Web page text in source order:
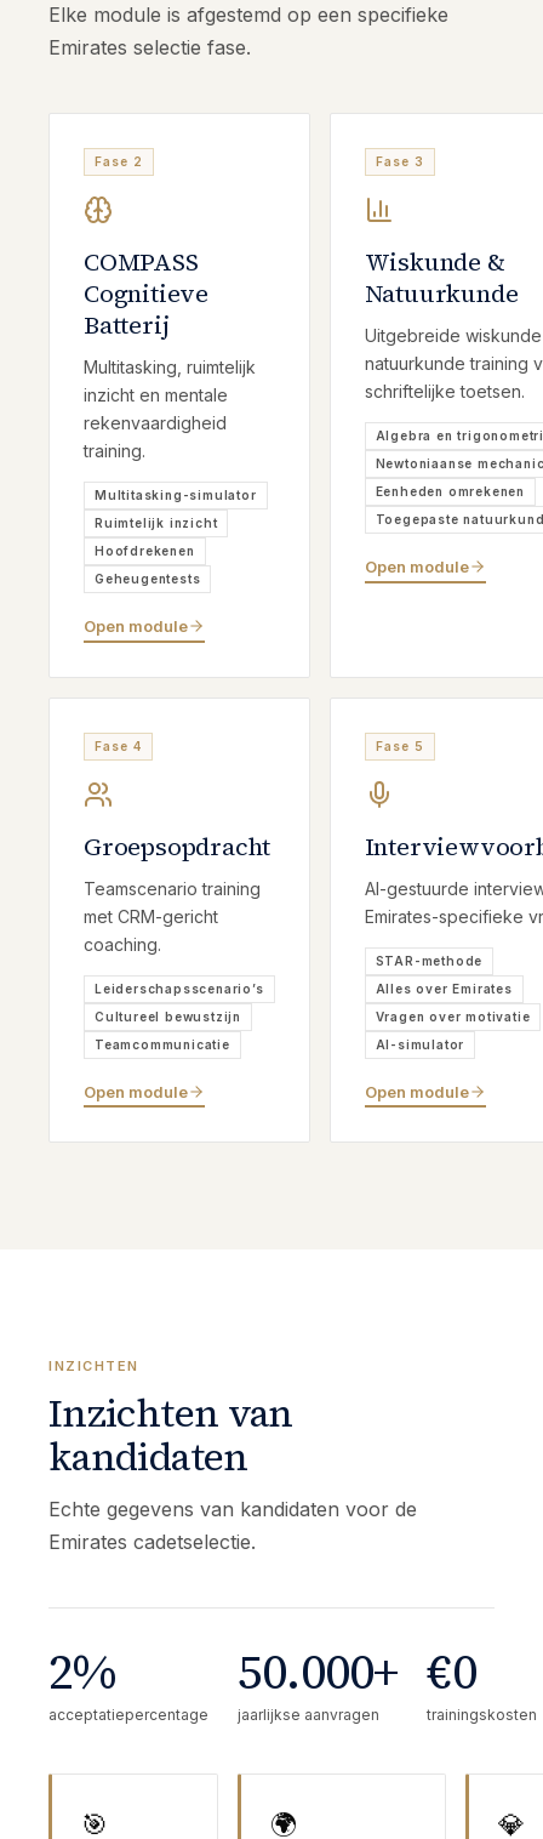
Elke module is afgestemd op een specifieke
Emirates selectie fase.
Fase 2
COMPASS
Cognitieve
Batterij
Multitasking, ruimtelijk
inzicht en mentale
rekenvaardigheid
training.
Multitasking-simulator
Ruimtelijk inzicht
Hoofdrekenen
Geheugentests
Open module
Fase 3
Wiskunde &
Natuurkunde
Uitgebreide
natuurkunde training
schriftelijke toetsen.
Algebra en
Newtoniaanse
Eenheden omrekenen
Toegepaste
Open module
Fase 4
Groepsopdracht
Teamscenario training
met CRM-gericht
coaching.
Leiderschapsscenario’s
Cultureel bewustzijn
Teamcommunicatie
Open module
Fase 5
AI-gestuurde
Emirates-specifieke
STAR-methode
Alles over Emirates
Vragen over motivatie
AI-simulator
Open module
INZICHTEN
Inzichten van
kandidaten
Echte gegevens van kandidaten voor de
Emirates cadetselectie.
2%
acceptatiepercentage
50.000+
jaarlijkse aanvragen
€0
trainingskosten
🎯 🌍 💎